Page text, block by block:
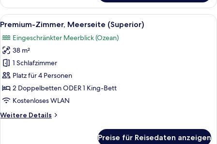
Zimmer
(Superior
2+2)
Alle
Fotos
für
Premium-
Zimmer,
Meerseite
(Superior)
anzeigen
Ein Hotelzimmer mit einem großen
15
Premium-Zimmer, Meerseite (Superior)
Eingeschränkter Meerblick (Ozean)
38 m²
1 Schlafzimmer
Platz für 4 Personen
2 Doppelbetten ODER 1 King-Bett
Kostenloses WLAN
Weitere Details
Weitere
Preise für Reisedaten anzeigen